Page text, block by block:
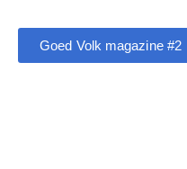
Goed Volk magazine #2